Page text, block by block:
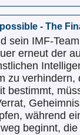
- The
sein IMF-
erneut der
zu verhindern,
bestimmt,
während
beginnt,